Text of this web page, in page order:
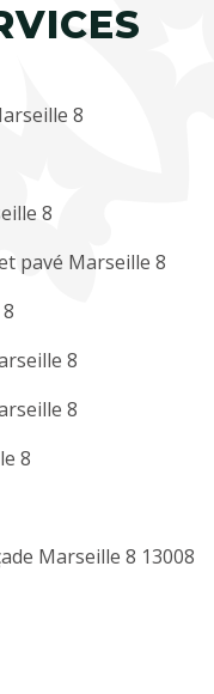
8
8
pavé Marseille 8
8
8
8
Marseille 8 13008